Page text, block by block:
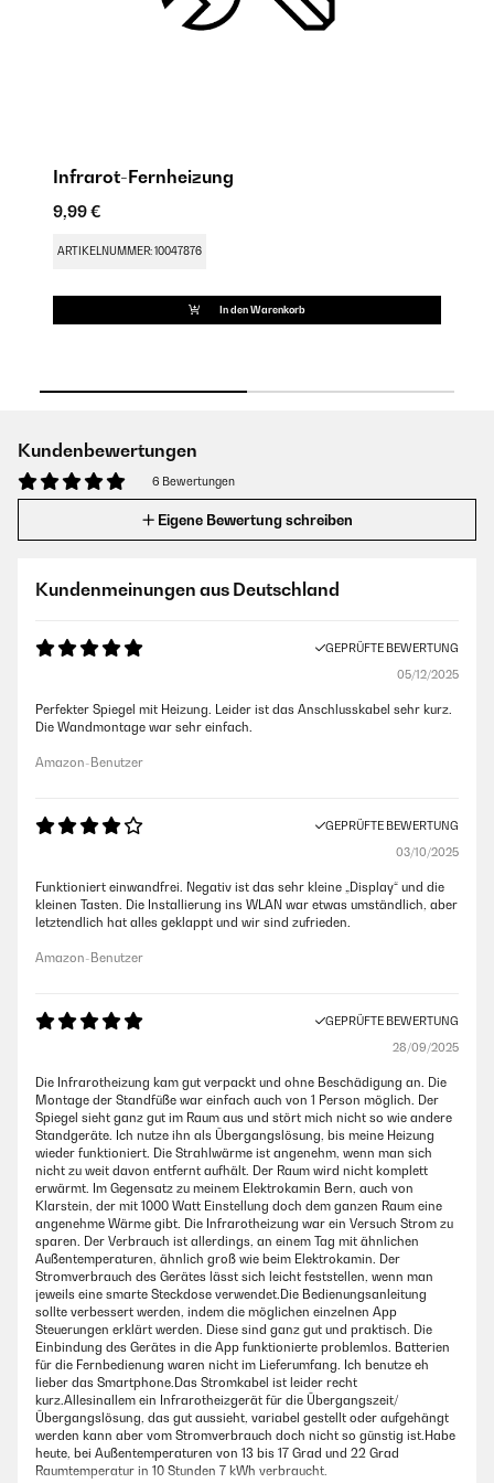
Infrarot-Fernheizung
9,99 €
ARTIKELNUMMER: 10047876
In den Warenkorb
Kundenbewertungen
6 Bewertungen
Eigene Bewertung schreiben
Kundenmeinungen aus Deutschland
GEPRÜFTE BEWERTUNG
05/12/2025
Perfekter Spiegel mit Heizung. Leider ist das Anschlusskabel sehr kurz.
Die Wandmontage war sehr einfach.
Amazon-Benutzer
GEPRÜFTE BEWERTUNG
03/10/2025
Funktioniert einwandfrei. Negativ ist das sehr kleine „Display“ und die
kleinen Tasten. Die Installierung ins WLAN war etwas umständlich, aber
letztendlich hat alles geklappt und wir sind zufrieden.
Amazon-Benutzer
GEPRÜFTE BEWERTUNG
28/09/2025
Die Infrarotheizung kam gut verpackt und ohne Beschädigung an. Die
Montage der Standfüße war einfach auch von 1 Person möglich. Der
Spiegel sieht ganz gut im Raum aus und stört mich nicht so wie andere
Standgeräte. Ich nutze ihn als Übergangslösung, bis meine Heizung
wieder funktioniert. Die Strahlwärme ist angenehm, wenn man sich
nicht zu weit davon entfernt aufhält. Der Raum wird nicht komplett
erwärmt. Im Gegensatz zu meinem Elektrokamin Bern, auch von
Klarstein, der mit 1000 Watt Einstellung doch dem ganzen Raum eine
angenehme Wärme gibt. Die Infrarotheizung war ein Versuch Strom zu
sparen. Der Verbrauch ist allerdings, an einem Tag mit ähnlichen
Außentemperaturen, ähnlich groß wie beim Elektrokamin. Der
Stromverbrauch des Gerätes lässt sich leicht feststellen, wenn man
jeweils eine smarte Steckdose verwendet.Die Bedienungsanleitung
sollte verbessert werden, indem die möglichen einzelnen App
Steuerungen erklärt werden. Diese sind ganz gut und praktisch. Die
Einbindung des Gerätes in die App funktionierte problemlos. Batterien
für die Fernbedienung waren nicht im Lieferumfang. Ich benutze eh
lieber das Smartphone.Das Stromkabel ist leider recht
kurz.Allesinallem ein Infrarotheizgerät für die Übergangszeit/
Übergangslösung, das gut aussieht, variabel gestellt oder aufgehängt
werden kann aber vom Stromverbrauch doch nicht so günstig ist.Habe
heute, bei Außentemperaturen von 13 bis 17 Grad und 22 Grad
Raumtemperatur in 10 Stunden 7 kWh verbraucht.